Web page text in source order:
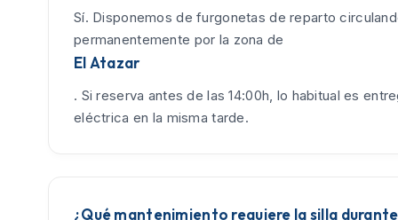
Sí. Disponemos de furgonetas de reparto
permanentemente por la zona de
El Atazar
. Si reserva antes de las 14:00h, lo habitual es
eléctrica en la misma tarde.
¿Qué mantenimiento requiere la silla